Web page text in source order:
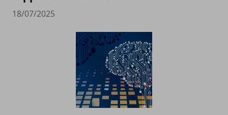
18/07/2025